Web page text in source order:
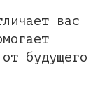
вас
будущего